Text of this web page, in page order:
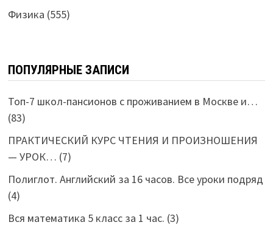
Физика (555)
ПОПУЛЯРНЫЕ ЗАПИСИ
Топ-7 школ-пансионов с проживанием в Москве и…
(83)
ПРАКТИЧЕСКИЙ КУРС ЧТЕНИЯ И ПРОИЗНОШЕНИЯ
— УРОК… (7)
Полиглот. Английский за 16 часов. Все уроки подряд
(4)
Вся математика 5 класс за 1 час. (3)